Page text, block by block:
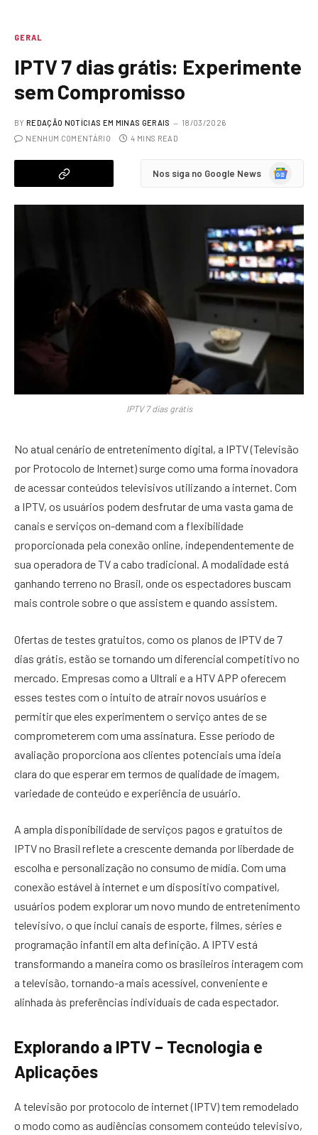
GERAL
IPTV 7 dias grátis: Experimente
sem Compromisso
BY REDAÇÃO NOTÍCIAS EM MINAS GERAIS
18/03/2026
NENHUM COMENTÁRIO
4 MINS READ
Nos siga no Google News
Google
IPTV 7 dias grátis
No atual cenário de entretenimento digital, a IPTV (Televisão
por Protocolo de Internet) surge como uma forma inovadora
de acessar conteúdos televisivos utilizando a internet. Com
a IPTV, os usuários podem desfrutar de uma vasta gama de
canais e serviços on-demand com a flexibilidade
proporcionada pela conexão online, independentemente de
sua operadora de TV a cabo tradicional. A modalidade está
ganhando terreno no Brasil, onde os espectadores buscam
mais controle sobre o que assistem e quando assistem.
Ofertas de testes gratuitos, como os planos de IPTV de 7
dias grátis, estão se tornando um diferencial competitivo no
mercado. Empresas como a Ultrali e a HTV APP oferecem
esses testes com o intuito de atrair novos usuários e
permitir que eles experimentem o serviço antes de se
comprometerem com uma assinatura. Esse período de
avaliação proporciona aos clientes potenciais uma ideia
clara do que esperar em termos de qualidade de imagem,
variedade de conteúdo e experiência de usuário.
A ampla disponibilidade de serviços pagos e gratuitos de
IPTV no Brasil reflete a crescente demanda por liberdade de
escolha e personalização no consumo de mídia. Com uma
conexão estável à internet e um dispositivo compatível,
usuários podem explorar um novo mundo de entretenimento
televisivo, o que inclui canais de esporte, filmes, séries e
programação infantil em alta definição. A IPTV está
transformando a maneira como os brasileiros interagem com
a televisão, tornando-a mais acessível, conveniente e
alinhada às preferências individuais de cada espectador.
Explorando a IPTV – Tecnologia e
Aplicações
A televisão por protocolo de internet (IPTV) tem remodelado
o modo como as audiências consomem conteúdo televisivo,